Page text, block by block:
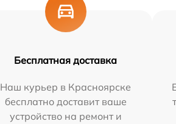
Бесплатная доставка
Наш курьер в Красноярске
бесплатно доставит ваше
устройство на ремонт и